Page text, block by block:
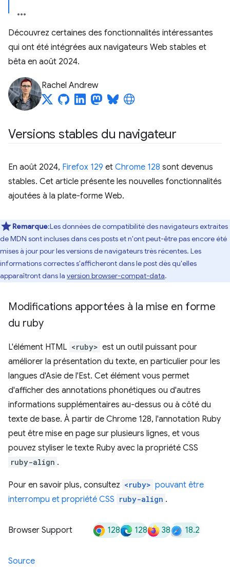
Découvrez certaines des fonctionnalités intéressantes
qui ont été intégrées aux navigateurs Web stables et
bêta en août 2024.
Rachel Andrew
Versions stables du navigateur
En août 2024, Firefox 129 et Chrome 128 sont devenus
stables. Cet article présente les nouvelles fonctionnalités
ajoutées à la plate-forme Web.
Remarque:Les données de compatibilité des navigateurs extraites
de MDN sont incluses dans ces posts et n'ont peut-être pas encore été
mises à jour pour les versions de navigateurs très récentes. Les
informations correctes s'afficheront dans le post dès qu'elles
apparaîtront dans la version browser-compat-data.
Modifications apportées à la mise en forme
du ruby
L'élément HTML <ruby> est un outil puissant pour
améliorer la présentation du texte, en particulier pour les
langues d'Asie de l'Est. Cet élément vous permet
d'afficher des annotations phonétiques ou d'autres
informations supplémentaires au-dessus ou à côté du
texte de base. À partir de Chrome 128, l'annotation Ruby
peut être mise en page sur plusieurs lignes, et vous
pouvez styliser le texte Ruby avec la propriété CSS
ruby-align .
Pour en savoir plus, consultez <ruby> pouvant être
interrompu et propriété CSS ruby-align .
Browser Support 128 128 38 18.2
Source